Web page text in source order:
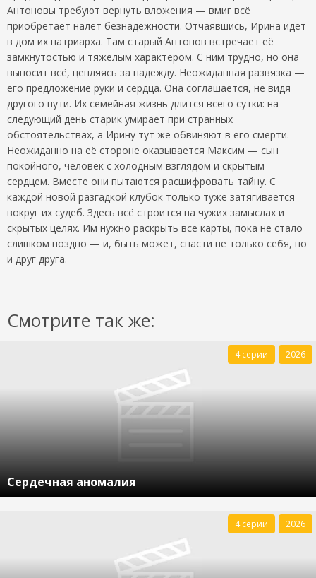
Антоновы требуют вернуть вложения — вмиг всё
приобретает налёт безнадёжности. Отчаявшись, Ирина идёт
в дом их патриарха. Там старый Антонов встречает её
замкнутостью и тяжелым характером. С ним трудно, но она
выносит всё, цепляясь за надежду. Неожиданная развязка —
его предложение руки и сердца. Она соглашается, не видя
другого пути. Их семейная жизнь длится всего сутки: на
следующий день старик умирает при странных
обстоятельствах, а Ирину тут же обвиняют в его смерти.
Неожиданно на её стороне оказывается Максим — сын
покойного, человек с холодным взглядом и скрытым
сердцем. Вместе они пытаются расшифровать тайну. С
каждой новой разгадкой клубок только туже затягивается
вокруг их судеб. Здесь всё строится на чужих замыслах и
скрытых целях. Им нужно раскрыть все карты, пока не стало
слишком поздно — и, быть может, спасти не только себя, но
и друг друга.
Смотрите так же:
Сердечная аномалия
4 серии 2026
4 серии 2026